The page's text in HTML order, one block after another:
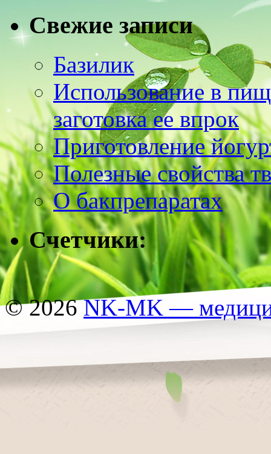
Свежие записи
Базилик
Использование в
заготовка ее впрок
Приготовление
Полезные свойства
О бакпрепаратах
Счетчики:
© 2026NK-MK —